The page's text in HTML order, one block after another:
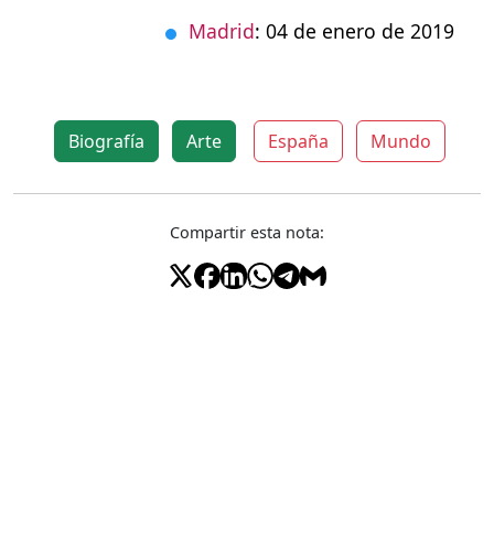
Madrid: 04 de enero de 2019
Biografía Arte España Mundo
Compartir esta nota: